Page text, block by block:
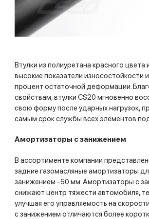
Втулки из полиуретана красного
высокие показатели износостойкости
процент остаточной деформации.
свойствам, втулки CS20 мгновенно
свою форму после ударных нагрузок,
самым срок службы всех элементов
Амортизаторы с занижением
В ассортименте компании
задние газомасляные амортизаторы
занижением -50 мм. Амортизаторы с
снижают центр тяжести автомобиля,
улучшая его управляемость на
с занижением отличаются более